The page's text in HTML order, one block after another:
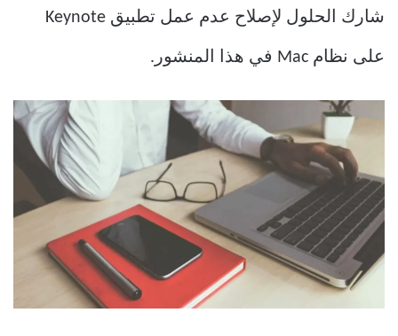
شارك الحلول لإصلاح عدم عمل تطبيق Keynote
على نظام Mac في هذا المنشور.